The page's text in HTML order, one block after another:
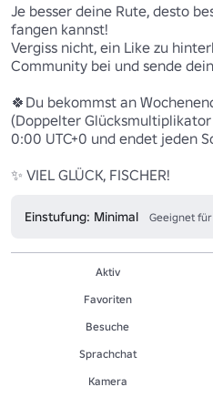
Je besser deine Rute, desto
fangen kannst!
Vergiss nicht, ein Like zu
Community bei und sende
🍀Du bekommst an
(Doppelter
0:00 UTC+0 und endet jeden
✨ VIEL GLÜCK, FISCHER!
Einstufung: Minimal Geeignet
Aktiv
Favoriten
Besuche
Sprachchat
Kamera